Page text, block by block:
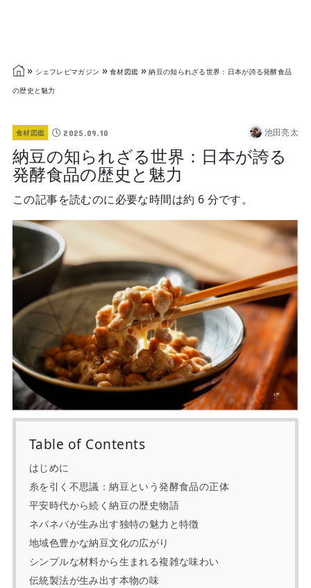
» シェフレピマガジン » 食材図鑑 » 納豆の知られざる世界：日本が誇る発酵食品
の歴史と魅力
食材図鑑 2025.09.10 池田亮太
納豆の知られざる世界：日本が誇る
発酵食品の歴史と魅力
この記事を読むのに必要な時間は約 6 分です。
Table of Contents
はじめに
糸を引く不思議：納豆という発酵食品の正体
平安時代から続く納豆の歴史物語
ネバネバが生み出す独特の魅力と特徴
地域色豊かな納豆文化の広がり
シンプルな材料から生まれる複雑な味わい
伝統製法が生み出す本物の味